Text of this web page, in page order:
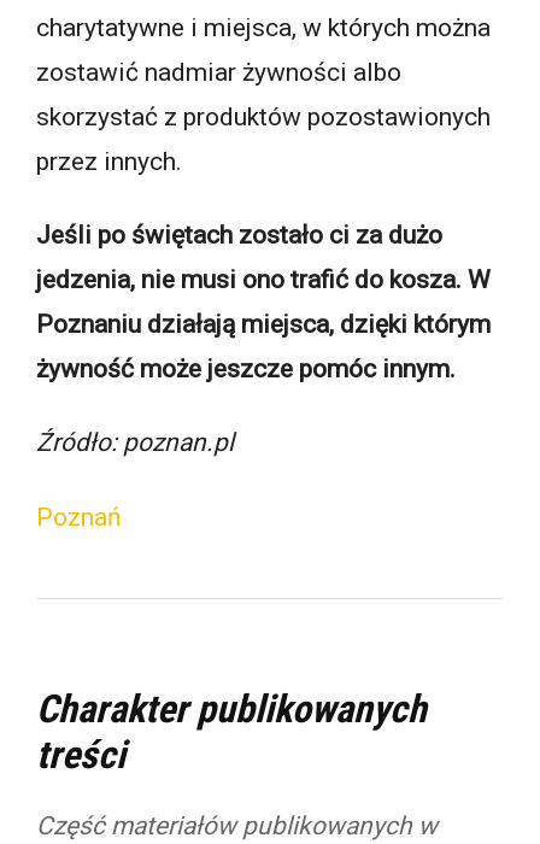
charytatywne i miejsca, w których można
zostawić nadmiar żywności albo
skorzystać z produktów pozostawionych
przez innych.
Jeśli po świętach zostało ci za dużo
jedzenia, nie musi ono trafić do kosza. W
Poznaniu działają miejsca, dzięki którym
żywność może jeszcze pomóc innym.
Źródło: poznan.pl
Poznań
Charakter publikowanych
treści
Część materiałów publikowanych w